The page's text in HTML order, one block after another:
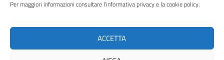
Per maggiori informazioni consultare l’informativa privacy e la cookie policy.
ACCETTA
Palma ministero della Giustizia Minori Misure
Regione Lazio
Salute Samuele Ciambriello
Sarah Grieco Situazione in numeri